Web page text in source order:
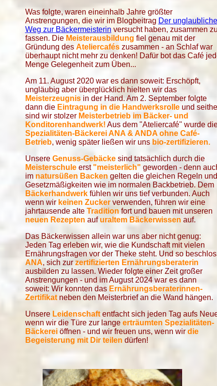
Was folgte, waren eineinhalb Jahre größter
Anstrengungen, die wir im Blogbeitrag Der unglaubliche
Weg zur Bäckermeisterin versucht haben, zusammen
fassen. Die Meisterausbildung fiel genau mit der
Gründung des Ateliercafészusammen - an Schlaf war
überhaupt nicht mehr zu denken! Dafür bot das Café
Menge Gelegenheit zum Üben...
Am 11. August 2020 war es dann soweit: Erschöpft,
ungläubig aber überglücklich hielten wir das
Meisterzeugnisin der Hand. Am 2. September folgte
dann die Eintragung in die Handwerksrolleund
sind wir stolzer Meisterbetrieb im Bäcker- und
Konditorenhandwerk! Aus dem "Ateliercafé" wurde
Spezialitäten-Bäckerei ANA & ANDA ohne Café-
Betrieb, wenig später ließen wir uns bio-zertifizieren.
Unsere Genuss-Gebäckesind tatsächlich durch die
Meisterschuleerst "meisterlich" geworden - denn
im natursüßen Backen gelten die gleichen Regeln und
Gesetzmäßigkeiten wie im normalen Backbetrieb. Dem
Bäckerhandwerkfühlen wir uns tief verbunden. Auch
wenn wir keinen Zuckerverwenden, führen wir eine
jahrtausende alte Tradition fort und bauen mit unseren
neuen Rezepten auf uraltem Bäckerwissen auf.
Das Bäckerwissen allein war uns aber nicht genug:
Jeden Tag erleben wir, wie die Kundschaft mit vielen
Ernährungsfragen vor der Theke steht. Und so
ANA, sich zur zertifizierten Ernährungsberaterin
ausbilden zu lassen. Wieder folgte einer Zeit großer
Anstrengungen - und im August 2024 war es dann
soweit: Wir konnten das Ernährungsberaterinnen-
Zertifikatneben den Meisterbrief an die Wand hängen.
Unsere Leidenschaftentfacht sich jeden Tag aufs
wenn wir die Türe zur lange erträumten Spezialitäten-
Bäckereiöffnen - und wir freuen uns, wenn wir die
Begeisterung mit Dir teilen dürfen!